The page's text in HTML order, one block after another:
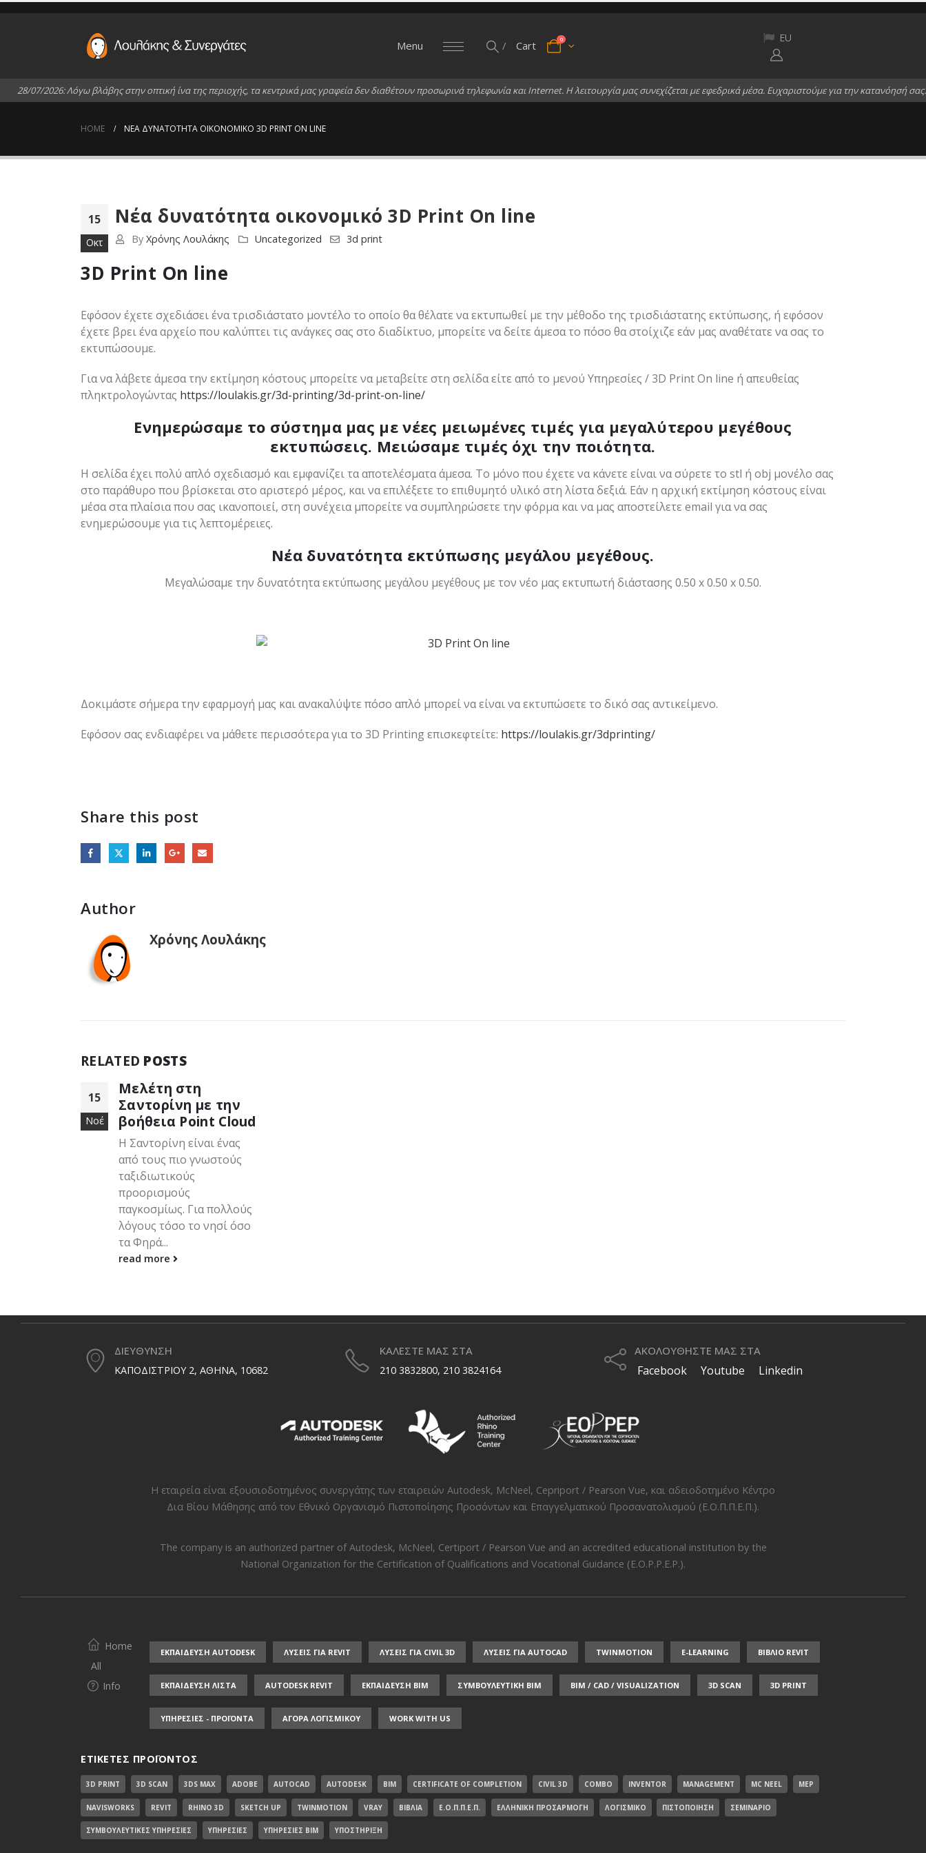
Menu / Cart 0 EU
28/07/2026:Λόγω βλάβης στην οπτική ίνα της περιοχής, τα κεντρικά μας γραφεία δεν διαθέτουν προσωρινά τηλεφωνία και Internet. Ηλειτουργία μας συνεχίζεται με εφεδρικά μέσα. Ευχαριστούμε για την κατανόησή σας.
HOME ΝΈΑ ΔΥΝΑΤΌΤΗΤΑ ΟΙΚΟΝΟΜΙΚΌ 3D PRINT ON LINE
15
Οκτ
Νέα δυνατότητα οικονομικό 3D Print On line
By Χρόνης Λουλάκης Uncategorized 3d print
3D Print On line
Εφόσον έχετε σχεδιάσει ένα τρισδιάστατο μοντέλο το οποίο θα θέλατε να εκτυπωθεί με την μέθοδο της τρισδιάστατης εκτύπωσης, ή εφόσον
έχετε βρει ένα αρχείο που καλύπτει τις ανάγκες σας στο διαδίκτυο, μπορείτε να δείτε άμεσα το πόσο θα στοίχιζε εάν μας αναθέτατε να σας το
εκτυπώσουμε.
Για να λάβετε άμεσα την εκτίμηση κόστους μπορείτε να μεταβείτε στη σελίδα είτε από το μενού Υπηρεσίες / 3D Print On line ή απευθείας
πληκτρολογώντας https://loulakis.gr/3d-printing/3d-print-on-line/
Ενημερώσαμε το σύστημα μας με νέες μειωμένες τιμές για μεγαλύτερου μεγέθους
εκτυπώσεις. Μειώσαμε τιμές όχι την ποιότητα.
Η σελίδα έχει πολύ απλό σχεδιασμό και εμφανίζει τα αποτελέσματα άμεσα. Το μόνο που έχετε να κάνετε είναι να σύρετε το stl ή obj μονέλο σας
στο παράθυρο που βρίσκεται στο αριστερό μέρος, και να επιλέξετε το επιθυμητό υλικό στη λίστα δεξιά. Εάν η αρχική εκτίμηση κόστους είναι
μέσα στα πλαίσια που σας ικανοποιεί, στη συνέχεια μπορείτε να συμπληρώσετε την φόρμα και να μας αποστείλετε email για να σας
ενημερώσουμε για τις λεπτομέρειες.
Νέα δυνατότητα εκτύπωσης μεγάλου μεγέθους.
Μεγαλώσαμε την δυνατότητα εκτύπωσης μεγάλου μεγέθους με τον νέο μας εκτυπωτή διάστασης 0.50 x 0.50 x 0.50.
Δοκιμάστε σήμερα την εφαρμογή μας και ανακαλύψτε πόσο απλό μπορεί να είναι να εκτυπώσετε το δικό σας αντικείμενο.
Εφόσον σας ενδιαφέρει να μάθετε περισσότερα για το 3D Printing επισκεφτείτε: https://loulakis.gr/3dprinting/
Share this post
Author
Χρόνης Λουλάκης
RELATED POSTS
15
Νοέ
Μελέτη στη
Σαντορίνη με την
βοήθεια Point Cloud
Η Σαντορίνη είναι ένας
από τους πιο γνωστούς
ταξιδιωτικούς
προορισμούς
παγκοσμίως. Για πολλούς
λόγους τόσο το νησί όσο
τα Φηρά...
read more
ΔΙΕΥΘΥΝΣΗ
ΚΑΠΟΔΙΣΤΡΙΟΥ 2, ΑΘΗΝΑ, 10682
ΚΑΛΕΣΤΕ ΜΑΣ ΣΤΑ
210 3832800, 210 3824164
ΑΚΟΛΟΥΘΗΣΤΕ ΜΑΣ ΣΤΑ
Facebook Youtube Linkedin
Η εταιρεία είναι εξουσιοδοτημένος συνεργάτης των εταιρειών Autodesk, McNeel, Cepriport / Pearson Vue, και αδειοδοτημένο Κέντρο
Δια Βίου Μάθησης από τον Εθνικό Οργανισμό Πιστοποίησης Προσόντων και Επαγγελματικού Προσανατολισμού (Ε.Ο.Π.Π.Ε.Π.).
The company is an authorized partner ofAutodesk, McNeel, Certiport / Pearson Vue and an accredited educational institution by the
National Organization for the Certification of Qualifications and Vocational Guidance (E.O.P.P.E.P.).
Home
All
Info
ΕΚΠΑΙΔΕΥΣΗ AUTODESK ΛΥΣΕΙΣ ΓΙΑ REVIT ΛΥΣΕΙΣ ΓΙΑ CIVIL 3D ΛΥΣΕΙΣ ΓΙΑ AUTOCAD TWINMOTION E-LEARNING ΒΙΒΛΙΟ REVIT
ΕΚΠΑΙΔΕΥΣΗ ΛΙΣΤΑ AUTODESK REVIT ΕΚΠΑΙΔΕΥΣΗ ΒΙΜ ΣΥΜΒΟΥΛΕΥΤΙΚΗ ΒΙΜ BIM / CAD / VISUALIZATION 3D SCAN 3D PRINT
ΥΠΗΡΕΣΙΕΣ - ΠΡΟΪΟΝΤΑ ΑΓΟΡΑ ΛΟΓΙΣΜΙΚΟΥ WORK WITH US
ΕΤΙΚΈΤΕΣ ΠΡΟΪΌΝΤΟΣ
3D PRINT 3D SCAN 3DS MAX ADOBE AUTOCAD AUTODESK BIM CERTIFICATE OF COMPLETION CIVIL 3D COMBO INVENTOR MANAGEMENT MC NEEL MEP
NAVISWORKS REVIT RHINO 3D SKETCH UP TWINMOTION VRAY ΒΙΒΛΊΑ Ε.Ο.Π.Π.Ε.Π. ΕΛΛΗΝΙΚΉ ΠΡΟΣΑΡΜΟΓΉ ΛΟΓΙΣΜΙΚΌ ΠΙΣΤΟΠΟΊΗΣΗ ΣΕΜΙΝΆΡΙΟ
ΣΥΜΒΟΥΛΕΥΤΙΚΈΣ ΥΠΗΡΕΣΊΕΣ ΥΠΗΡΕΣΊΕΣ ΥΠΗΡΕΣΊΕΣ BIM ΥΠΟΣΤΉΡΙΞΗ